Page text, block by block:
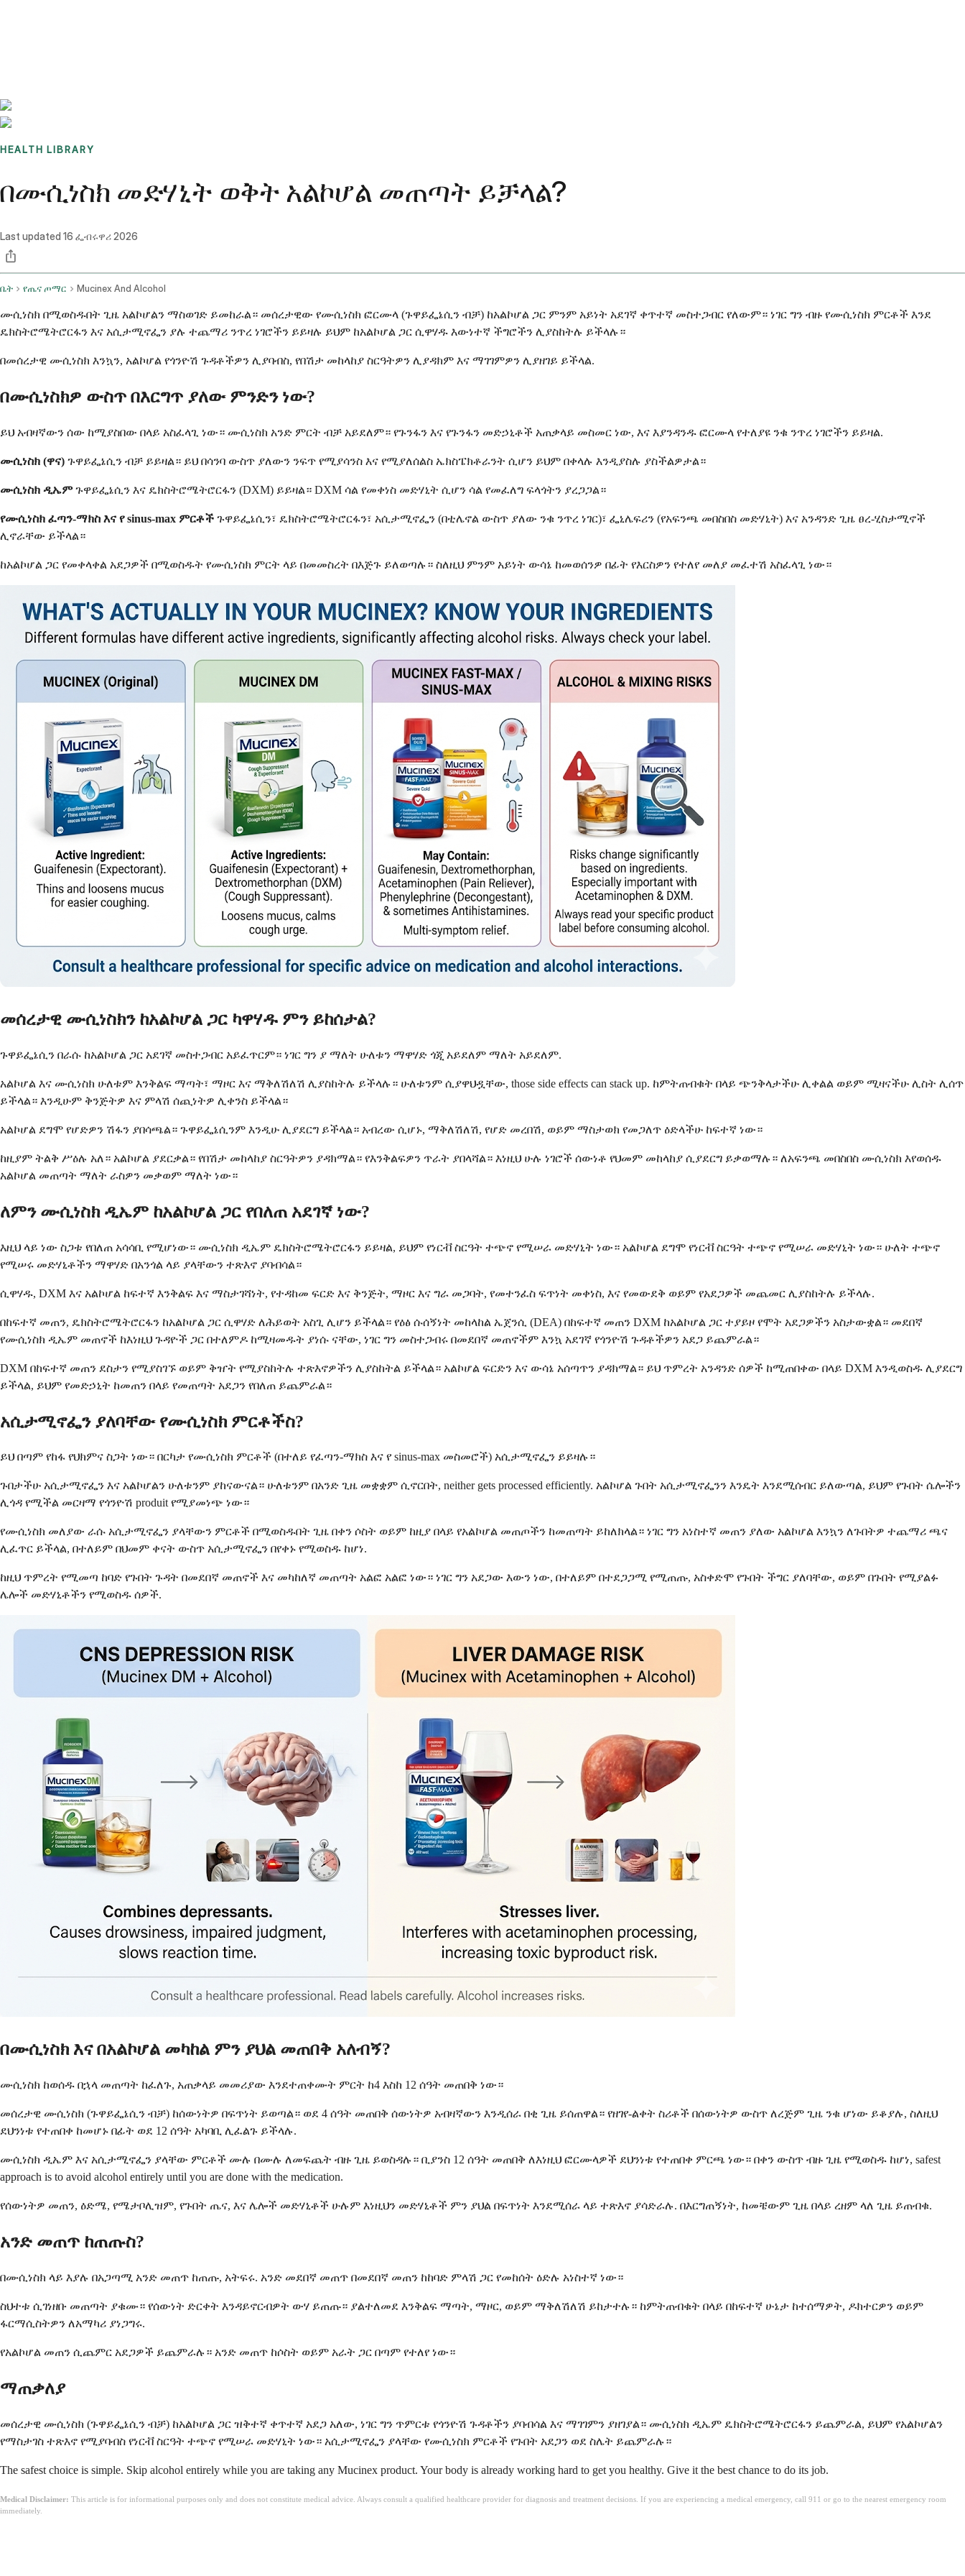
HEALTH LIBRARY
በሙሲነስክ መድሃኒት ወቅት አልኮሆል መጠጣት ይቻላል?
Last updated 16 ፌብሩዋሪ 2026
ቤት የጤና ጦማር Mucinex And Alcohol
ሙሲነስክ በሚወስዱበት ጊዜ አልኮሆልን ማስወገድ ይመከራል። መሰረታዊው የሙሲነስክ ፎርሙላ (ጉዋይፌኔሲን ብቻ) ከአልኮሆል ጋር ምንም አይነት አደገኛ ቀጥተኛ መስተጋብር የለውም። ነገር ግን ብዙ የሙሲነስክ ምርቶች እንደ
ዴክስትሮሜትሮርፋን እና አሲታሚኖፌን ያሉ ተጨማሪ ንጥረ ነገሮችን ይይዛሉ ይህም ከአልኮሆል ጋር ሲዋሃዱ እውነተኛ ችግሮችን ሊያስከትሉ ይችላሉ።
በመሰረታዊ ሙሲነስክ እንኳን, አልኮሆል የጎንዮሽ ጉዳቶችዎን ሊያባብስ, የበሽታ መከላከያ ስርዓትዎን ሊያዳክም እና ማገገምዎን ሊያዘገይ ይችላል.
በሙሲነስክዎ ውስጥ በእርግጥ ያለው ምንድን ነው?
ይህ አብዛኛውን ሰው ከሚያስበው በላይ አስፈላጊ ነው። ሙሲነስክ አንድ ምርት ብቻ አይደለም። የጉንፋን እና የጉንፋን መድኃኒቶች አጠቃላይ መስመር ነው, እና እያንዳንዱ ፎርሙላ የተለያዩ ንቁ ንጥረ ነገሮችን ይይዛል.
ሙሲነስክ (ዋና) ጉዋይፌኔሲን ብቻ ይይዛል። ይህ በሳንባ ውስጥ ያለውን ንፍጥ የሚያሳንስ እና የሚያለሰልስ ኤክስፔክቶራንት ሲሆን ይህም በቀላሉ እንዲያስሉ ያስችልዎታል።
ሙሲነስክ ዲኤምጉዋይፌኔሲን እና ዴክስትሮሜትሮርፋን (DXM) ይይዛል። DXM ሳል የመቀነስ መድሃኒት ሲሆን ሳል የመፈለግ ፍላጎትን ያረጋጋል።
የሙሲነስክ ፈጣን-ማክስ እና የ sinus-max ምርቶች ጉዋይፌኔሲን፣ ዴክስትሮሜትሮርፋን፣ አሲታሚኖፌን (በቲሌኖል ውስጥ ያለው ንቁ ንጥረ ነገር)፣ ፌኒሌፍሪን (የአፍንጫ መበስበስ መድሃኒት) እና አንዳንድ ጊዜ ፀረ-ሂስታሚኖች
ሊኖራቸው ይችላል።
ከአልኮሆል ጋር የመቀላቀል አደጋዎች በሚወስዱት የሙሲነስክ ምርት ላይ በመመስረት በእጅጉ ይለወጣሉ። ስለዚህ ምንም አይነት ውሳኔ ከመወሰንዎ በፊት የእርስዎን የተለየ መለያ መፈተሽ አስፈላጊ ነው።
መሰረታዊ ሙሲነስክን ከአልኮሆል ጋር ካዋሃዱ ምን ይከሰታል?
ጉዋይፌኔሲን በራሱ ከአልኮሆል ጋር አደገኛ መስተጋብር አይፈጥርም። ነገር ግን ያ ማለት ሁለቱን ማዋሃድ ጎጂ አይደለም ማለት አይደለም.
አልኮሆል እና ሙሲነስክ ሁለቱም እንቅልፍ ማጣት፣ ማዞር እና ማቅለሽለሽ ሊያስከትሉ ይችላሉ። ሁለቱንም ሲያዋህዷቸው, those side effects can stack up. ከምትጠብቁት በላይ ጭንቅላታችሁ ሊቀልል ወይም ሚዛናችሁ ሊስት ሊሰጥ
ይችላል። እንዲሁም ቅንጅትዎ እና ምላሽ ሰጪነትዎ ሊቀንስ ይችላል።
አልኮሆል ደግሞ የሆድዎን ሽፋን ያበሳጫል። ጉዋይፌኔሲንም እንዲሁ ሊያደርግ ይችላል። አብረው ሲሆኑ, ማቅለሽለሽ, የሆድ መረበሽ, ወይም ማስታወክ የመጋለጥ ዕድላችሁ ከፍተኛ ነው።
ከዚያም ትልቅ ሥዕሉ አለ። አልኮሆል ያደርቃል። የበሽታ መከላከያ ስርዓትዎን ያዳክማል። የእንቅልፍዎን ጥራት ያበላሻል። እነዚህ ሁሉ ነገሮች ሰውነቶ የህመም መከላከያ ሲያደርግ ይቃወማሉ። ለአፍንጫ መበስበስ ሙሲነስክ እየወሰዱ
አልኮሆል መጠጣት ማለት ራስዎን መቃወም ማለት ነው።
ለምን ሙሲነስክ ዲኤም ከአልኮሆል ጋር የበለጠ አደገኛ ነው?
እዚህ ላይ ነው ስጋቱ የበለጠ አሳሳቢ የሚሆነው። ሙሲነስክ ዲኤም ዴክስትሮሜትሮርፋን ይይዛል, ይህም የነርቭ ስርዓት ተጭኖ የሚሠራ መድሃኒት ነው። አልኮሆል ደግሞ የነርቭ ስርዓት ተጭኖ የሚሠራ መድሃኒት ነው። ሁለት ተጭኖ
የሚሠሩ መድሃኒቶችን ማዋሃድ በአንጎል ላይ ያላቸውን ተጽእኖ ያባብሳል።
ሲዋሃዱ, DXM እና አልኮሆል ከፍተኛ እንቅልፍ እና ማስታገሻነት, የተዳከመ ፍርድ እና ቅንጅት, ማዞር እና ግራ መጋባት, የመተንፈስ ፍጥነት መቀነስ, እና የመውደቅ ወይም የአደጋዎች መጨመር ሊያስከትሉ ይችላሉ.
በከፍተኛ መጠን, ዴክስትሮሜትሮርፋን ከአልኮሆል ጋር ሲዋሃድ ለሕይወት አስጊ ሊሆን ይችላል። የዕፅ ሱሰኝነት መከላከል ኤጀንሲ (DEA) በከፍተኛ መጠን DXM ከአልኮሆል ጋር ተያይዞ የሞት አደጋዎችን አስታውቋል። መደበኛ
የሙሲነስክ ዲኤም መጠኖች ከእነዚህ ጉዳዮች ጋር በተለምዶ ከሚዛመዱት ያነሱ ናቸው, ነገር ግን መስተጋብሩ በመደበኛ መጠኖችም እንኳ አደገኛ የጎንዮሽ ጉዳቶችዎን አደጋ ይጨምራል።
DXM በከፍተኛ መጠን ደስታን የሚያስገኙ ወይም ቅዠት የሚያስከትሉ ተጽእኖዎችን ሊያስከትል ይችላል። አልኮሆል ፍርድን እና ውሳኔ አሰጣጥን ያዳክማል። ይህ ጥምረት አንዳንድ ሰዎች ከሚጠበቀው በላይ DXM እንዲወስዱ ሊያደርግ
ይችላል, ይህም የመድኃኒት ከመጠን በላይ የመጠጣት አደጋን የበለጠ ይጨምራል።
አሲታሚኖፌን ያለባቸው የሙሲነስክ ምርቶችስ?
ይህ በጣም የከፋ የህክምና ስጋት ነው። በርካታ የሙሲነስክ ምርቶች (በተለይ የፈጣን-ማክስ እና የ sinus-max መስመሮች) አሲታሚኖፌን ይይዛሉ።
ጉበታችሁ አሲታሚኖፌን እና አልኮሆልን ሁለቱንም ያከናውናል። ሁለቱንም በአንድ ጊዜ መቋቋም ሲኖርበት, neither gets processed efficiently. አልኮሆል ጉበት አሲታሚኖፌንን እንዴት እንደሚሰብር ይለውጣል, ይህም የጉበት ሴሎችን
ሊጎዳ የሚችል መርዛማ የጎንዮሽ produit የሚያመነጭ ነው።
የሙሲነስክ መለያው ራሱ አሲታሚኖፌን ያላቸውን ምርቶች በሚወስዱበት ጊዜ በቀን ሶስት ወይም ከዚያ በላይ የአልኮሆል መጠጦችን ከመጠጣት ይከለክላል። ነገር ግን አነስተኛ መጠን ያለው አልኮሆል እንኳን ለጉበትዎ ተጨማሪ ጫና
ሊፈጥር ይችላል, በተለይም በህመም ቀናት ውስጥ አሲታሚኖፌን በየቀኑ የሚወስዱ ከሆነ.
ከዚህ ጥምረት የሚመጣ ከባድ የጉበት ጉዳት በመደበኛ መጠኖች እና መካከለኛ መጠጣት አልፎ አልፎ ነው። ነገር ግን አደጋው እውን ነው, በተለይም በተደጋጋሚ የሚጠጡ, አስቀድሞ የጉበት ችግር ያለባቸው, ወይም በጉበት የሚያልፉ
ሌሎች መድሃኒቶችን የሚወስዱ ሰዎች.
በሙሲነስክ እና በአልኮሆል መካከል ምን ያህል መጠበቅ አለብኝ?
ሙሲነስክ ከወሰዱ በኋላ መጠጣት ከፈለጉ, አጠቃላይ መመሪያው እንደተጠቀሙት ምርት ከ4 እስከ 12 ሰዓት መጠበቅ ነው።
መሰረታዊ ሙሲነስክ (ጉዋይፌኔሲን ብቻ) ከሰውነትዎ በፍጥነት ይወጣል። ወደ 4 ሰዓት መጠበቅ ሰውነትዎ አብዛኛውን እንዲሰራ በቂ ጊዜ ይሰጠዋል። የዘገየ-ልቀት ስሪቶች በሰውነትዎ ውስጥ ለረጅም ጊዜ ንቁ ሆነው ይቆያሉ, ስለዚህ
ደህንነቱ የተጠበቀ ከመሆኑ በፊት ወደ 12 ሰዓት አካባቢ ሊፈልጉ ይችላሉ.
ሙሲነስክ ዲኤም እና አሲታሚኖፌን ያላቸው ምርቶች ሙሉ በሙሉ ለመፍጨት ብዙ ጊዜ ይወስዳሉ። ቢያንስ 12 ሰዓት መጠበቅ ለእነዚህ ፎርሙላዎች ደህንነቱ የተጠበቀ ምርጫ ነው። በቀን ውስጥ ብዙ ጊዜ የሚወስዱ ከሆነ, safest
approach is to avoid alcohol entirely until you are done with the medication.
የሰውነትዎ መጠን, ዕድሜ, የሜታቦሊዝም, የጉበት ጤና, እና ሌሎች መድሃኒቶች ሁሉም እነዚህን መድሃኒቶች ምን ያህል በፍጥነት እንደሚሰራ ላይ ተጽእኖ ያሳድራሉ. በእርግጠኝነት, ከመቼውም ጊዜ በላይ ረዘም ላለ ጊዜ ይጠብቁ.
አንድ መጠጥ ከጠጡስ?
በሙሲነስክ ላይ እያሉ በአጋጣሚ አንድ መጠጥ ከጠጡ, አትፍሩ. አንድ መደበኛ መጠጥ በመደበኛ መጠን ከከባድ ምላሽ ጋር የመከሰት ዕድሉ አነስተኛ ነው።
ስህተቱ ሲገነዘቡ መጠጣት ያቁሙ። የሰውነት ድርቀት እንዳይኖርብዎት ውሃ ይጠጡ። ያልተለመደ እንቅልፍ ማጣት, ማዞር, ወይም ማቅለሽለሽ ይከታተሉ። ከምትጠብቁት በላይ በከፍተኛ ሁኔታ ከተሰማዎት, ዶክተርዎን ወይም
ፋርማሲስትዎን ለአማካሪ ያነጋግሩ.
የአልኮሆል መጠን ሲጨምር አደጋዎች ይጨምራሉ። አንድ መጠጥ ከሶስት ወይም አራት ጋር በጣም የተለየ ነው።
ማጠቃለያ
መሰረታዊ ሙሲነስክ (ጉዋይፌኔሲን ብቻ) ከአልኮሆል ጋር ዝቅተኛ ቀጥተኛ አደጋ አለው, ነገር ግን ጥምርቱ የጎንዮሽ ጉዳቶችን ያባብሳል እና ማገገምን ያዘገያል። ሙሲነስክ ዲኤም ዴክስትሮሜትሮርፋን ይጨምራል, ይህም የአልኮሆልን
የማስታገስ ተጽእኖ የሚያባብስ የነርቭ ስርዓት ተጭኖ የሚሠራ መድሃኒት ነው። አሲታሚኖፌን ያላቸው የሙሲነስክ ምርቶች የጉበት አደጋን ወደ ስሌት ይጨምራሉ።
The safest choice is simple. Skip alcohol entirely while you are taking any Mucinex product. Your body is already working hard to get you healthy. Give it the best chance to do its job.
Medical Disclaimer: This article is for informational purposes only and does not constitute medical advice. Always consult a qualified healthcare provider for diagnosis and treatment decisions. If you are experiencing a medical emergency, call 911 or go to the nearest emergency room
immediately.